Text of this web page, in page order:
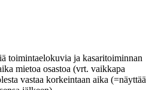
toimintaelokuvia ja kasaritoiminnan
mietoa osastoa (vrt. vaikkapa
vastaa korkeintaan aika (=näyttää